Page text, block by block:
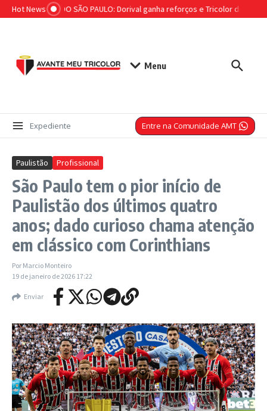
Ir para o conteúdo
Hot News
ESCALAÇÃO DO SÃO PAULO: Dorival ganha reforços e Tricolor deve
Menu
Expediente Entre na Comunidade AMT
Paulistão Profissional
São Paulo tem o pior início de
Paulistão dos últimos quatro
anos; dado curioso chama atenção
em clássico com Corinthians
Por Marcio Monteiro
19 de janeiro de 2026 17:22
Enviar